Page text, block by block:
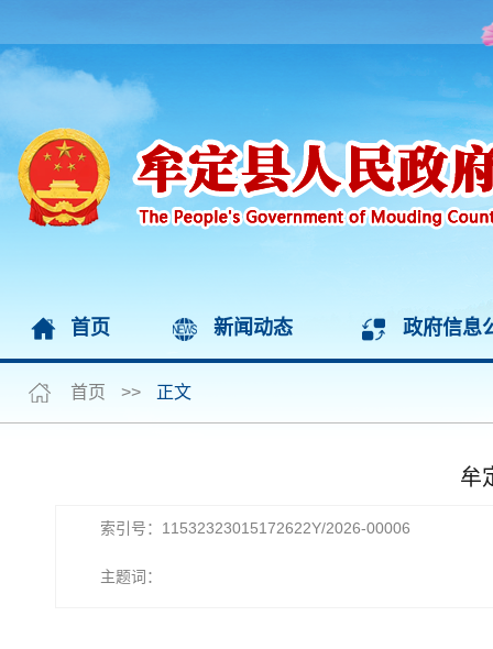
首页 新闻动态 政府信息
首页 >> 正文
牟
索引号：11532323015172622Y/2026-00006
主题词：